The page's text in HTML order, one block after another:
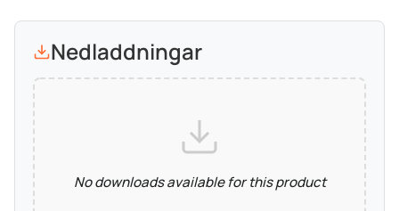
Nedladdningar
No downloads available for this product